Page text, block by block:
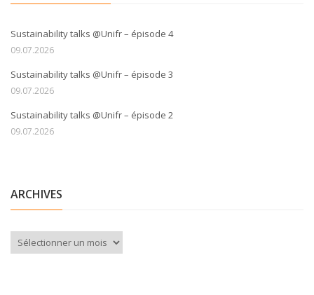
Sustainability talks @Unifr – épisode 4
09.07.2026
Sustainability talks @Unifr – épisode 3
09.07.2026
Sustainability talks @Unifr – épisode 2
09.07.2026
ARCHIVES
Archives